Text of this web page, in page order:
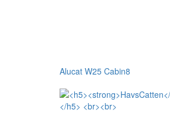
Alucat W25 Cabin8